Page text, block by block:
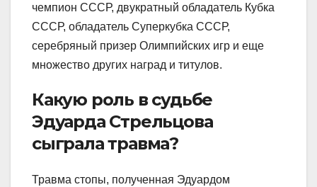
чемпион СССР, двукратный обладатель Кубка
СССР, обладатель Суперкубка СССР,
серебряный призер Олимпийских игр и еще
множество других наград и титулов.
Какую роль в судьбе
Эдуарда Стрельцова
сыграла травма?
Травма стопы, полученная Эдуардом